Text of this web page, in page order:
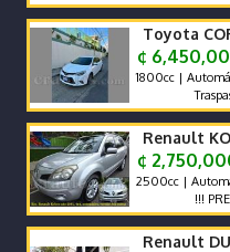
Toyota
¢
1800cc |
Traspaso
Renault
¢
2500cc |
!!! PRECIO
Renault